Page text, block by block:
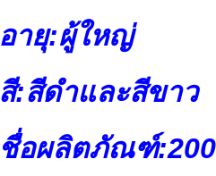
อายุ:ผู้ใหญ่
สี:สีดำและสีขาว
ชื่อผลิตภัณฑ์: